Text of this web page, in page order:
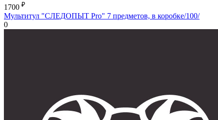
1700 ₽
Мультитул "СЛЕДОПЫТ Pro" 7 предметов, в коробке/100/
0